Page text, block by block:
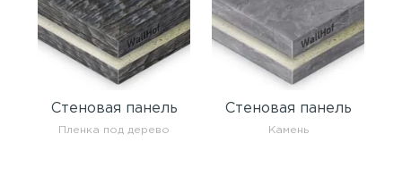
Стеновая панель
Пленка под дерево
Стеновая панель
Камень